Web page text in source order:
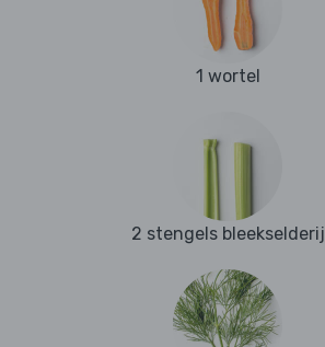
1 wortel
2 stengels bleekselderij